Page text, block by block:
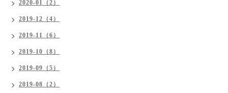
2020-01（2）
2019-12（4）
2019-11（6）
2019-10（8）
2019-09（5）
2019-08（2）